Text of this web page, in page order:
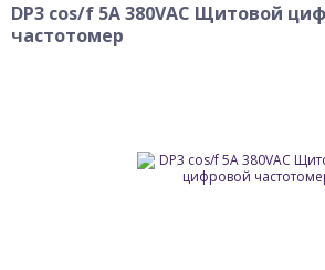
DP3 cos/f 5A 380VAC Щитовой
частотомер